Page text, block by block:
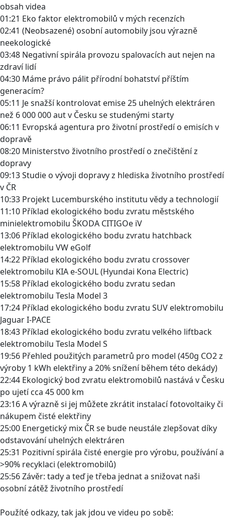
obsah videa
01:21 Eko faktor elektromobilů v mých recenzích
02:41 (Neobsazené) osobní automobily jsou výrazně
neekologické
03:48 Negativní spirála provozu spalovacích aut nejen na
zdraví lidí
04:30 Máme právo pálit přírodní bohatství příštím
generacím?
05:11 Je snažší kontrolovat emise 25 uhelných elektráren
než 6 000 000 aut v Česku se studenými starty
06:11 Evropská agentura pro životní prostředí o emisích v
dopravě
08:20 Ministerstvo životního prostředí o znečištění z
dopravy
09:13 Studie o vývoji dopravy z hlediska životního prostředí
v ČR
10:33 Projekt Lucemburského institutu vědy a technologií
11:10 Příklad ekologického bodu zvratu městského
minielektromobilu ŠKODA CITIGOe iV
13:06 Příklad ekologického bodu zvratu hatchback
elektromobilu VW eGolf
14:22 Příklad ekologického bodu zvratu crossover
elektromobilu KIA e-SOUL (Hyundai Kona Electric)
15:58 Příklad ekologického bodu zvratu sedan
elektromobilu Tesla Model 3
17:24 Příklad ekologického bodu zvratu SUV elektromobilu
Jaguar I-PACE
18:43 Příklad ekologického bodu zvratu velkého liftback
elektromobilu Tesla Model S
19:56 Přehled použitých parametrů pro model (450g CO2 z
výroby 1 kWh elektřiny a 20% snížení během této dekády)
22:44 Ekologický bod zvratu elektromobilů nastává v Česku
po ujetí cca 45 000 km
23:16 A výrazně si jej můžete zkrátit instalací fotovoltaiky či
nákupem čisté elektřiny
25:00 Energetický mix ČR se bude neustále zlepšovat díky
odstavování uhelných elektráren
25:31 Pozitivní spirála čisté energie pro výrobu, používání a
>90% recyklaci (elektromobilů)
25:56 Závěr: tady a teď je třeba jednat a snižovat naši
osobní zátěž životního prostředí
Použíté odkazy, tak jak jdou ve videu po sobě: